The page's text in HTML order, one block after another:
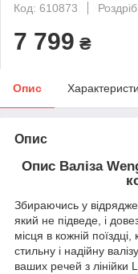
Код: 610873
Роздріб
7 799 ₴
Опис
Опис
Опис Валіза
Збираючись у
який не підведе, і
місця в кожній
стильну і надійну
ваших речей з лінійки